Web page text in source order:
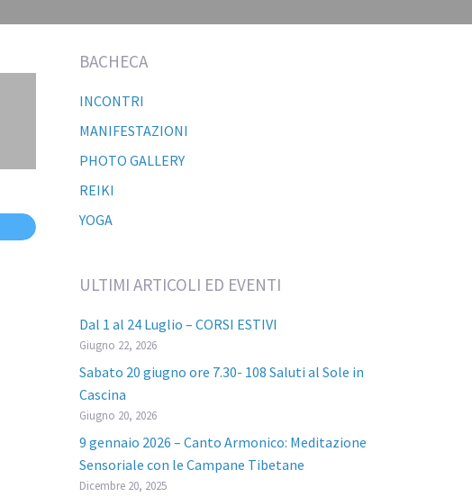
BACHECA
INCONTRI
MANIFESTAZIONI
PHOTO GALLERY
REIKI
YOGA
ULTIMI ARTICOLI ED EVENTI
Dal 1 al 24 Luglio – CORSI ESTIVI
Giugno 22, 2026
Sabato 20 giugno ore 7.30- 108 Saluti al Sole in
Cascina
Giugno 20, 2026
9 gennaio 2026 – Canto Armonico: Meditazione
Sensoriale con le Campane Tibetane
Dicembre 20, 2025